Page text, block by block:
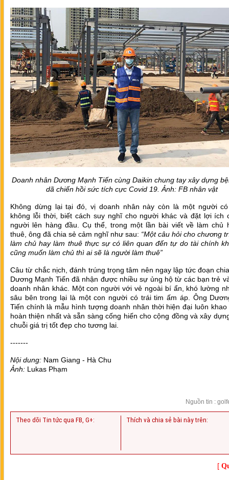
Doanh nhân Dương Mạnh Tiến cùng Daikin chung tay xây dựng
dã chiến hồi sức tích cực Covid 19. Ảnh: FB nhân vật
Không dừng lại tại đó, vị doanh nhân này còn là một người
không lỗi thời, biết cách suy nghĩ cho người khác và đặt lợi ích
người lên hàng đầu. Cụ thể, trong một lần bài viết về làm chủ
thuê, ông đã chia sẻ cảm nghĩ như sau: “Một câu hỏi cho chương
làm chủ hay làm thuê thực sự có liên quan đến tự do tài chính
cũng muốn làm chủ thì ai sẽ là người làm thuê”
Câu từ chắc nịch, đánh trúng trọng tâm nên ngay lập tức đoạn
Dương Mạnh Tiến đã nhận được nhiều sự ủng hộ từ các bạn trẻ
doanh nhân khác. Một con người với vẻ ngoài bí ẩn, khó lường
sâu bên trong lại là một con người có trái tim ấm áp. Ông
Tiến chính là mẫu hình tượng doanh nhân thời hiện đại luôn khao
hoàn thiện nhất và sẵn sàng cống hiến cho cộng đồng và xây
chuỗi giá trị tốt đẹp cho tương lai.
-------
Nội dung: Nam Giang - Hà Chu
Ảnh: Lukas Phạm
Nguồn tin :
Theo dõi Tin tức qua FB, G+: Thích và chia sẻ bài này trên:
[